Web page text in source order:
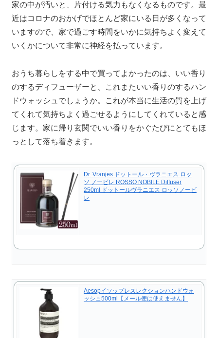
家の中が汚いと、片付ける気力もなくなるものです。最
近はコロナのおかげでほとんど家にいる日が多くなって
いますので、家で過ごす時間をいかに気持ちよく変えて
いくかについて非常に神経を払っています。
おうち暮らしをする中で買ってよかったのは、いい香り
のするディフューザーと、これまたいい香りのするハン
ドウォッシュでしょうか。これが本当に生活の質を上げ
てくれて気持ちよく過ごせるようにしてくれていると感
じます。家に帰り玄関でいい香りをかぐたびにとてもほ
っとして落ち着きます。
Dr. Vranjes ドットール・ヴラニエス ロッ
ソ ノービレ ROSSO NOBILE Diffuser
250ml ドットールヴラニエス ロッソノービ
レ
Aesopイソップレスレクションハンドウォ
ッシュ500ml【メール便は使えません】